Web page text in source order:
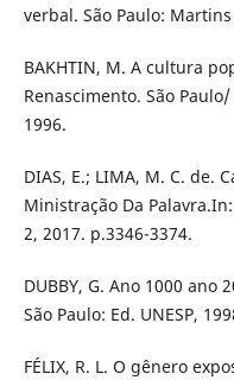
verbal. São Paulo:
BAKHTIN, M. A cultura
Renascimento. São
1996.
DIAS, E.; LIMA, M. C. de.
Ministração Da
2, 2017. p.3346-3374.
DUBBY, G. Ano 1000 ano
São Paulo: Ed. UNESP,
FÉLIX, R. L. O gênero